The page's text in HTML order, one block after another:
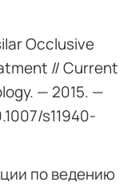
Occlusive
// Current
— 2015. —
s11940-
по ведению